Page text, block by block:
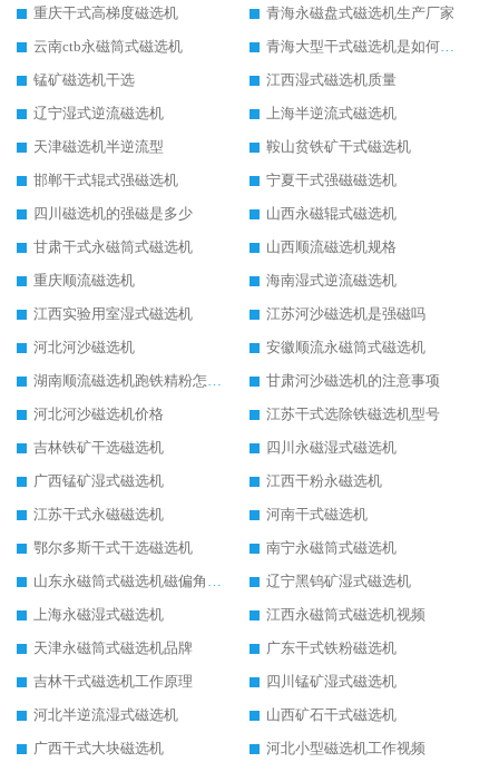
重庆干式高梯度磁选机
青海永磁盘式磁选机生产厂家
云南ctb永磁筒式磁选机
青海大型干式磁选机是如何选矿的
锰矿磁选机干选
江西湿式磁选机质量
辽宁湿式逆流磁选机
上海半逆流式磁选机
天津磁选机半逆流型
鞍山贫铁矿干式磁选机
邯郸干式辊式强磁选机
宁夏干式强磁磁选机
四川磁选机的强磁是多少
山西永磁辊式磁选机
甘肃干式永磁筒式磁选机
山西顺流磁选机规格
重庆顺流磁选机
海南湿式逆流磁选机
江西实验用室湿式磁选机
江苏河沙磁选机是强磁吗
河北河沙磁选机
安徽顺流永磁筒式磁选机
湖南顺流磁选机跑铁精粉怎么处理
甘肃河沙磁选机的注意事项
河北河沙磁选机价格
江苏干式选除铁磁选机型号
吉林铁矿干选磁选机
四川永磁湿式磁选机
广西锰矿湿式磁选机
江西干粉永磁选机
江苏干式永磁磁选机
河南干式磁选机
鄂尔多斯干式干选磁选机
南宁永磁筒式磁选机
山东永磁筒式磁选机磁偏角怎么调整
辽宁黑钨矿湿式磁选机
上海永磁湿式磁选机
江西永磁筒式磁选机视频
天津永磁筒式磁选机品牌
广东干式铁粉磁选机
吉林干式磁选机工作原理
四川锰矿湿式磁选机
河北半逆流湿式磁选机
山西矿石干式磁选机
广西干式大块磁选机
河北小型磁选机工作视频